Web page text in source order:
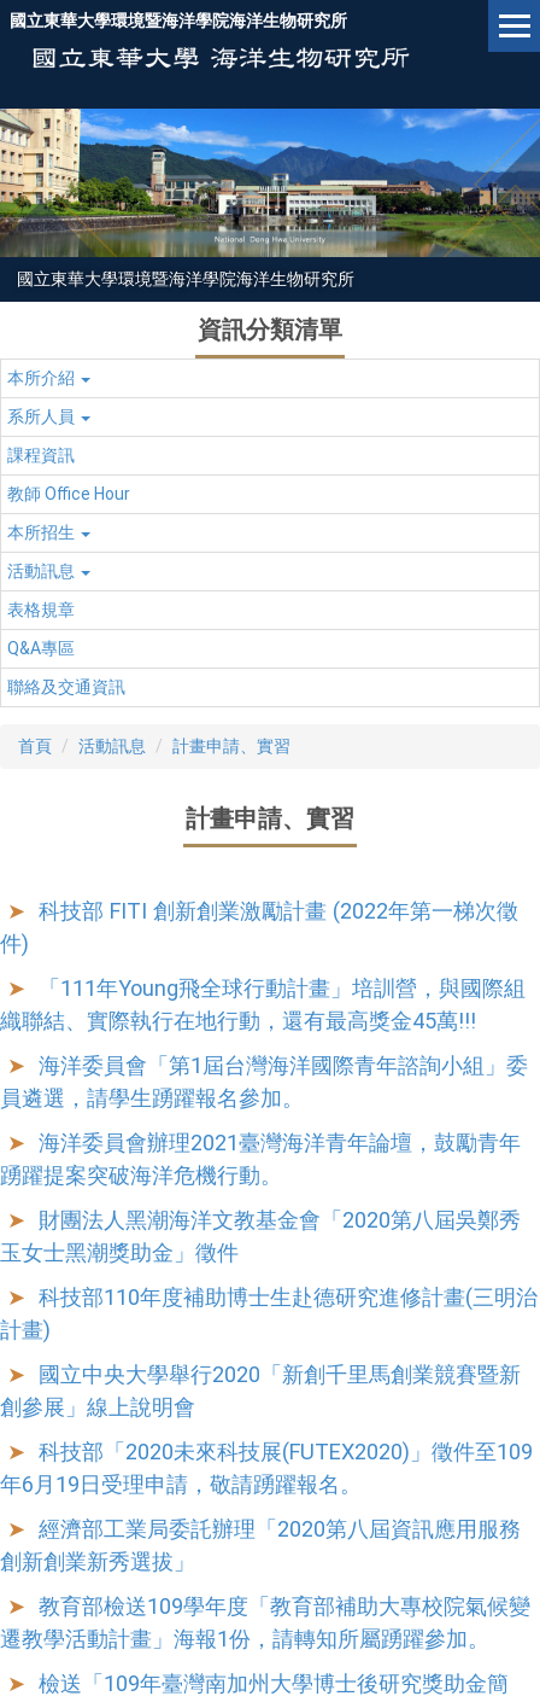
跳
內
容
區
國立東華大學環境暨海洋學院海洋生物研究所
國立東華大學環境暨海洋學院海洋生物研究所
資訊分類清單
本所介紹
系所人員
課程資訊
教師 Office Hour
本所招生
活動訊息
表格規章
Q&A專區
聯絡及交通資訊
首頁 活動訊息 計畫申請、實習
計畫申請、實習
科技部 FITI 創新創業激勵計畫 (2022年第一梯次徵
件)
「111年Young飛全球行動計畫」培訓營，與國際組
織聯結、實際執行在地行動，還有最高獎金45萬!!!
海洋委員會「第1屆台灣海洋國際青年諮詢小組」委
員遴選，請學生踴躍報名參加。
海洋委員會辦理2021臺灣海洋青年論壇，鼓勵青年
踴躍提案突破海洋危機行動。
財團法人黑潮海洋文教基金會「2020第八屆吳鄭秀
玉女士黑潮獎助金」徵件
科技部110年度補助博士生赴德研究進修計畫(三明治
計畫)
國立中央大學舉行2020「新創千里馬創業競賽暨新
創參展」線上說明會
科技部「2020未來科技展(FUTEX2020)」徵件至109
年6月19日受理申請，敬請踴躍報名。
經濟部工業局委託辦理「2020第八屆資訊應用服務
創新創業新秀選拔」
教育部檢送109學年度「教育部補助大專校院氣候變
遷教學活動計畫」海報1份，請轉知所屬踴躍參加。
檢送「109年臺灣南加州大學博士後研究獎助金簡